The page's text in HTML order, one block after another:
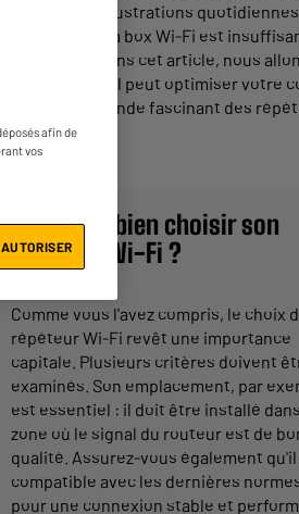
fin à ces frustrations
le signal de la box Wi-Fi est
optimale. Dans cet article, nous
et comment il peut optimiser votre
dans le monde fascinant des
Comment bien choisir son
répéteur Wi-Fi ?
Comme vous l'avez compris, le choix
répéteur Wi-Fi revêt une importance
capitale. Plusieurs critères doivent
examinés. Son emplacement, par
est essentiel : il doit être installé
zone où le signal du routeur est de
qualité. Assurez-vous également
compatible avec les dernières
pour une connexion stable et
afin de
vos